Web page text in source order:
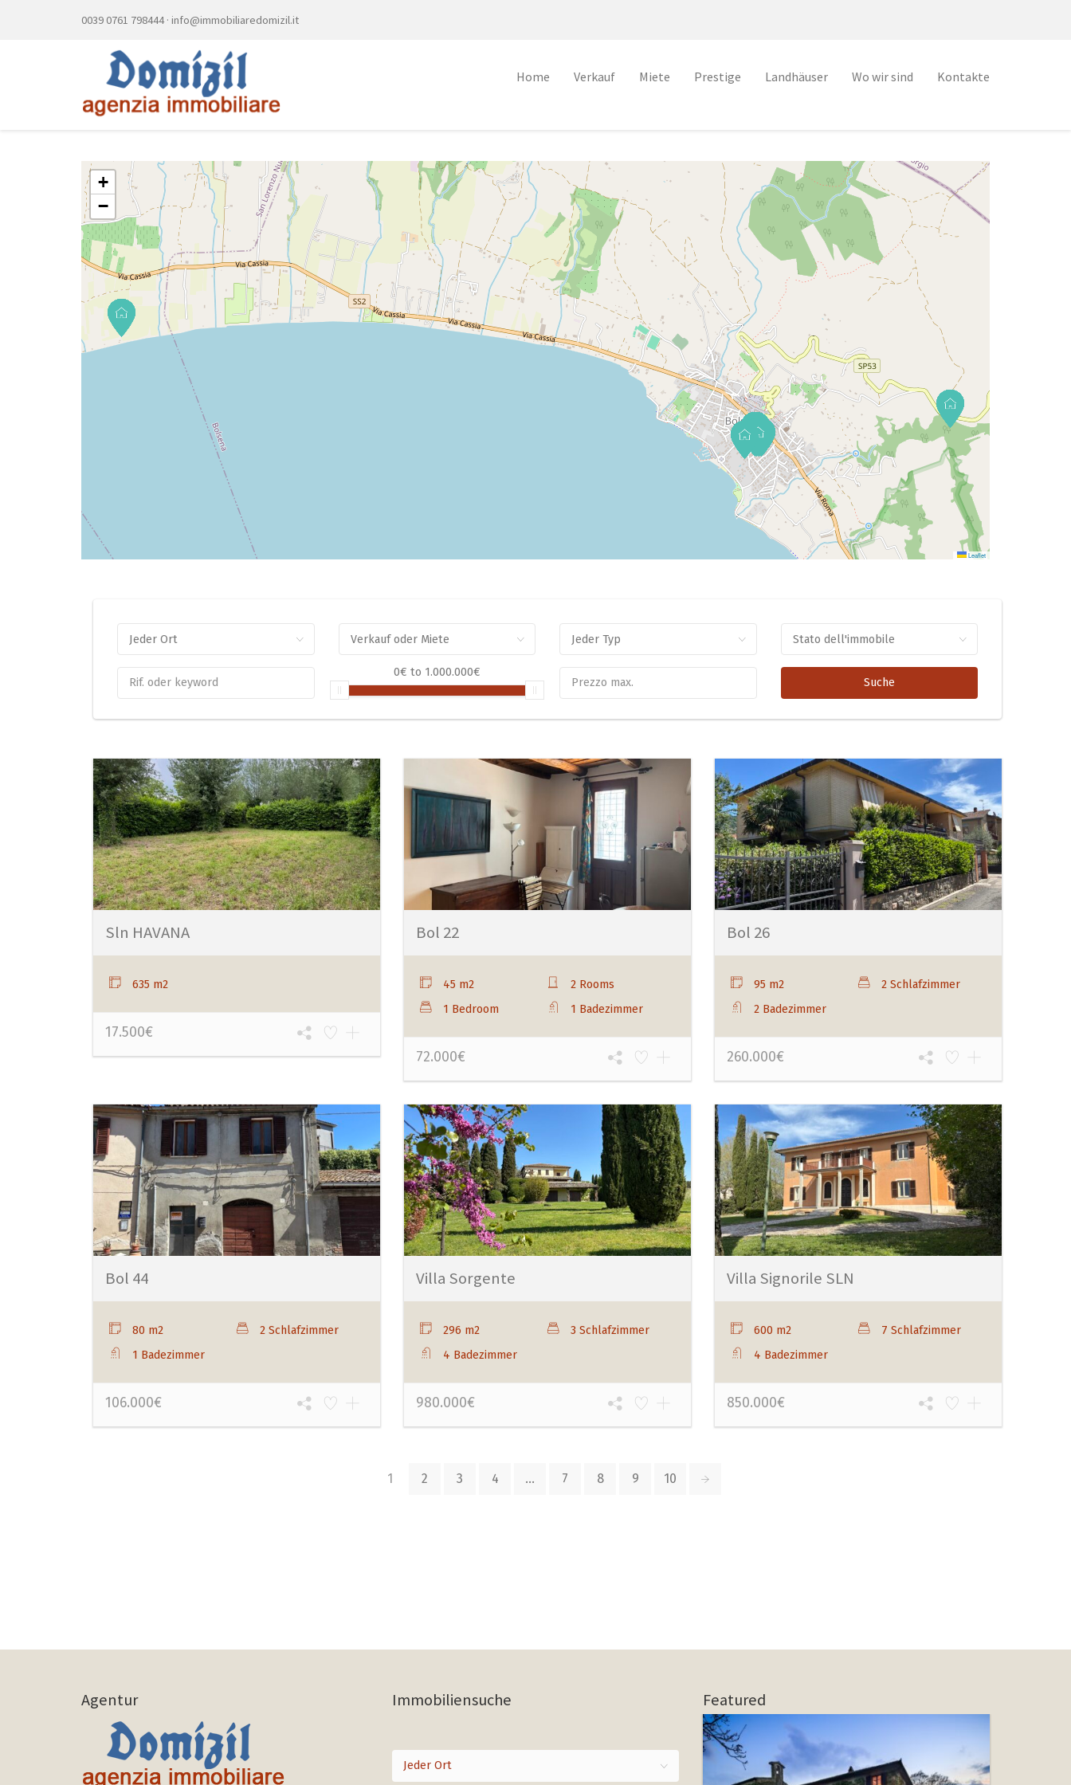
0039 0761 798444· info@immobiliaredomizil.it
Home Verkauf Miete Prestige Landhäuser Wo wir sind Kontakte
My Location
+
−
Leaflet
Jeder Ort Verkauf oder Miete Jeder Typ Stato dell'immobile
0€ to 1.000.000€
Sln HAVANA
635 m2
17.500€
Bol 22
45 m2
2 Rooms
1 Bedroom
1 Badezimmer
72.000€
Bol 26
95 m2
2 Schlafzimmer
2 Badezimmer
260.000€
Bol 44
80 m2
2 Schlafzimmer
1 Badezimmer
106.000€
Villa Sorgente
296 m2
3 Schlafzimmer
4 Badezimmer
980.000€
Villa Signorile SLN
600 m2
7 Schlafzimmer
4 Badezimmer
850.000€
1 2 3 4 … 7 8 9 10
Agentur Immobiliensuche
Jeder Ort
Featured